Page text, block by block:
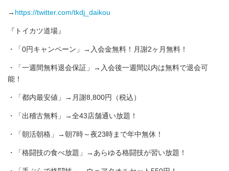
→ https://twitter.com/tkdj_daikou
『トイカツ道場』
・「0円キャンペーン」→入会金無料！月謝2ヶ月無料！
・「一週間無料退会保証」→入会後一週間以内は無料で退会可
能！
・「都内最安値」→月謝8,800円（税込）
・「出稽古無料」→全43店舗通い放題！
・「朝活朝格」→朝7時～夜23時まで年中無休！
・「格闘技の食べ放題」→あらゆる格闘技が習い放題！